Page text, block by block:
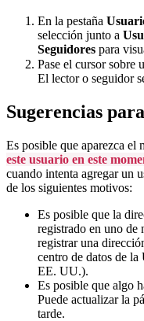
En la pestaña
selección junto a
Seguidores para
Pase el cursor sobre
El lector o seguidor
Sugerencias
Es posible que aparezca el
este usuario en este
cuando intenta agregar un
de los siguientes motivos:
Es posible que la
registrado en uno de
registrar una
centro de datos de
EE. UU.).
Es posible que algo
Puede actualizar la
tarde.